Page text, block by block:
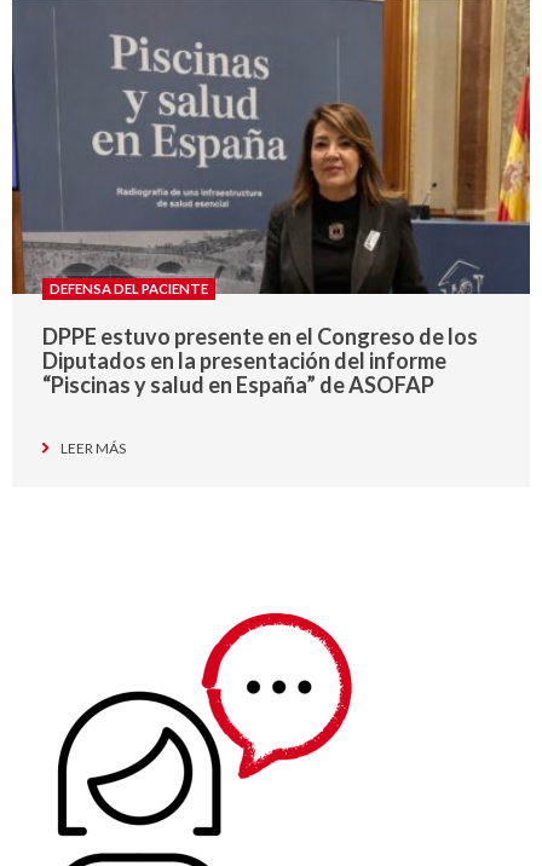
DEFENSA DEL PACIENTE
DPPE estuvo presente en el Congreso de los
Diputados en la presentación del informe
“Piscinas y salud en España” de ASOFAP
LEER MÁS